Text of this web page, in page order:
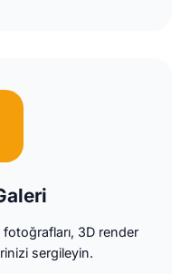
3D render
sergileyin.